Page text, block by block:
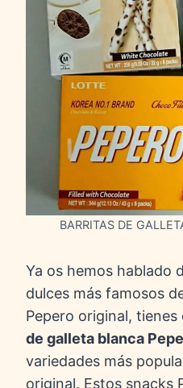
BARRITAS DE
Ya os hemos hablado
dulces más famosos
Pepero original,
de galleta blanca
variedades más
original. Estos snacks